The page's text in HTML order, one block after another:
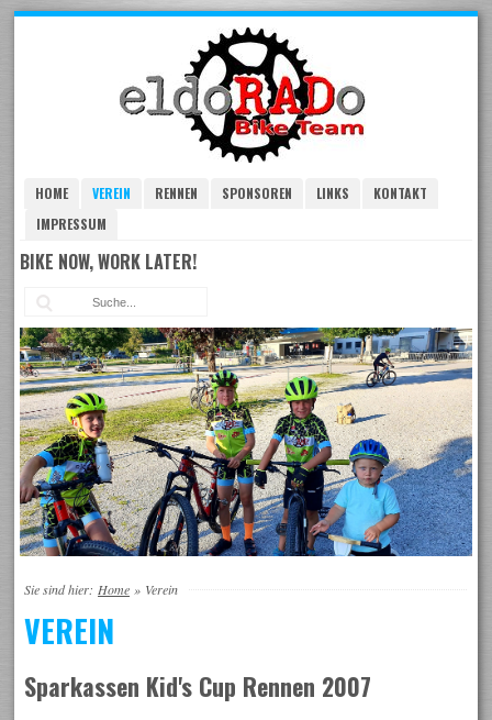
HOME VEREIN RENNEN SPONSOREN LINKS
KONTAKT
IMPRESSUM
BIKE NOW, WORK LATER!
Sie sind hier: Home » Verein
VEREIN
Sparkassen Kid's Cup Rennen 2007